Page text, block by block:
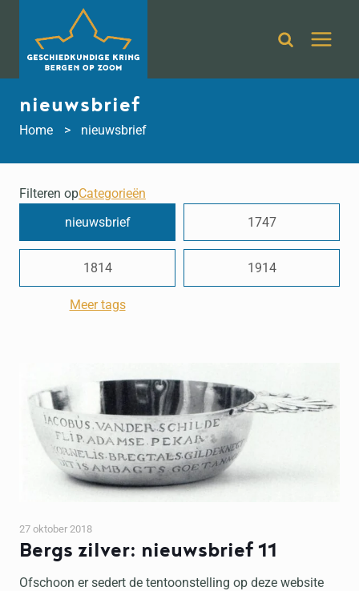
inhoud
nieuwsbrief
Home nieuwsbrief
Filteren opCategorieën
nieuwsbrief
1747
1814 1914
Meer tags
Bergs zilver: nieuwsbrief 11
27 oktober 2018
Ofschoon er sedert de tentoonstelling op deze website